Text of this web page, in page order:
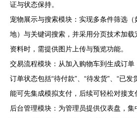
证与状态保持。
宠物展示与搜索模块：实现多条件筛选
地）与关键词搜索，并采用分页技术加
资料时，需提供图片上传与预览功能。
交易流程模块：从加入购物车到生成订单
订单状态包括“待付款”、“待发货”、“已发
能可先集成模拟支付，后续可轻松对接支
后台管理模块：为管理员提供仪表盘，